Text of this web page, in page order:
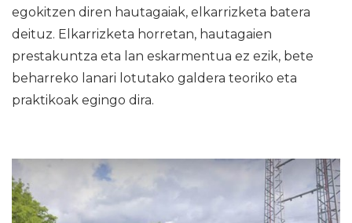
egokitzen diren hautagaiak, elkarrizketa batera
deituz. Elkarrizketa horretan, hautagaien
prestakuntza eta lan eskarmentua ez ezik, bete
beharreko lanari lotutako galdera teoriko eta
praktikoak egingo dira.